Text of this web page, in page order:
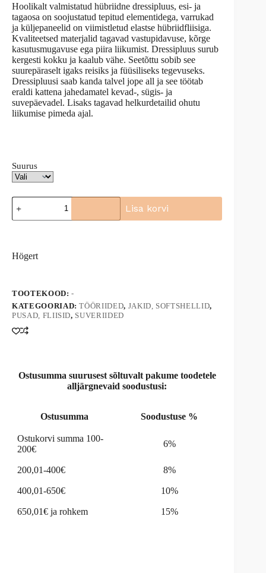
Hoolikalt valmistatud hübriidne dressipluus, esi- ja
tagaosa on soojustatud tepitud elementidega, varrukad
ja küljepaneelid on viimistletud elastse hübriidfliisiga.
Kvaliteetsed materjalid tagavad vastupidavuse, kõrge
kasutusmugavuse ega piira liikumist. Dressipluus surub
kergesti kokku ja kaalub vähe. Seetõttu sobib see
suurepäraselt igaks reisiks ja füüsiliseks tegevuseks.
Dressipluusi saab kanda talvel jope all ja see töötab
eraldi kattena jahedamatel kevad-, sügis- ja
suvepäevadel. Lisaks tagavad helkurdetailid ohutu
liikumise pimeda ajal.
Suurus
Pusa
Högert
Levin
Lisa korvi
e
a
i
e
Högert
TOOTEKOOD:-
KATEGOORIAD:TÖÖRIIDED, JAKID, SOFTSHELLID,
PUSAD, FLIISID, SUVERIIDED
Ostusumma suurusest sõltuvalt pakume toodetele
alljärgnevaid soodustusi:
Ostusumma Soodustuse %
Ostukorvi summa 100-
200€
6%
200,01-400€ 8%
400,01-650€ 10%
650,01€ ja rohkem 15%